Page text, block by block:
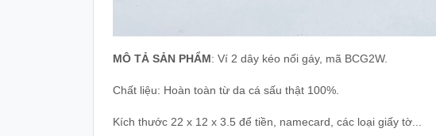
MÔ TẢ SẢN PHẨM: Ví 2 dây kéo nối gáy, mã BCG2W.
Chất liệu: Hoàn toàn từ da cá sấu thật 100%.
Kích thước 22 x 12 x 3.5 để tiền, namecard, các loại giấy tờ...